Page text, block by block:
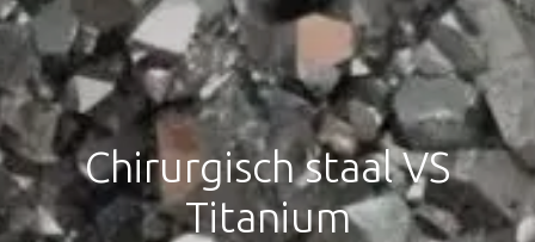
Chirurgisch staal VS
Titanium